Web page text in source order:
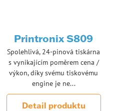
Printronix S809
Spolehlivá, 24-pinová tiskárna
s vynikajícím poměrem cena /
výkon, díky svému tiskovému
engine je ne...
Detail produktu